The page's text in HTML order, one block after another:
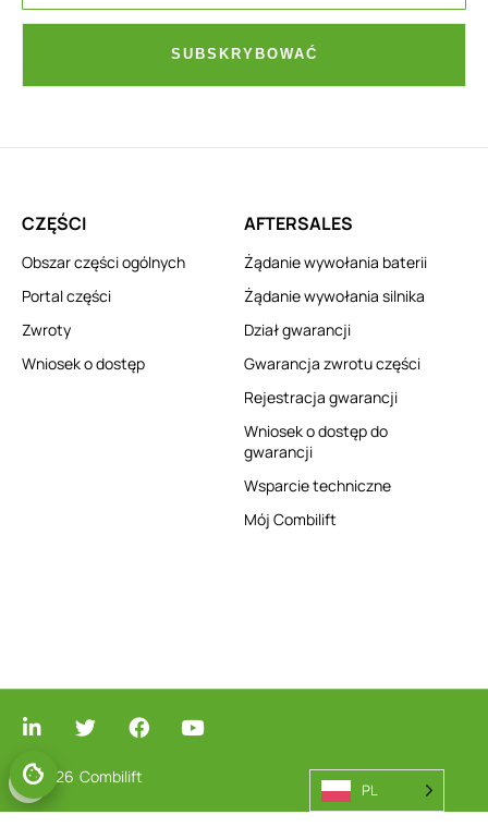
SUBSKRYBOWAĆ
CZĘŚCI
Obszar części ogólnych
Portal części
Zwroty
Wniosek o dostęp
AFTERSALES
Żądanie wywołania baterii
Żądanie wywołania silnika
Dział gwarancji
Gwarancja zwrotu części
Rejestracja gwarancji
Wniosek o dostęp do
gwarancji
Wsparcie techniczne
Mój Combilift
© 2026 Combilift
PL